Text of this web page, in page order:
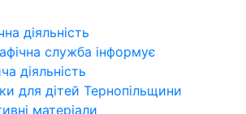
діяльність
служба інформує
діяльність
для дітей Тернопільщини
матеріали